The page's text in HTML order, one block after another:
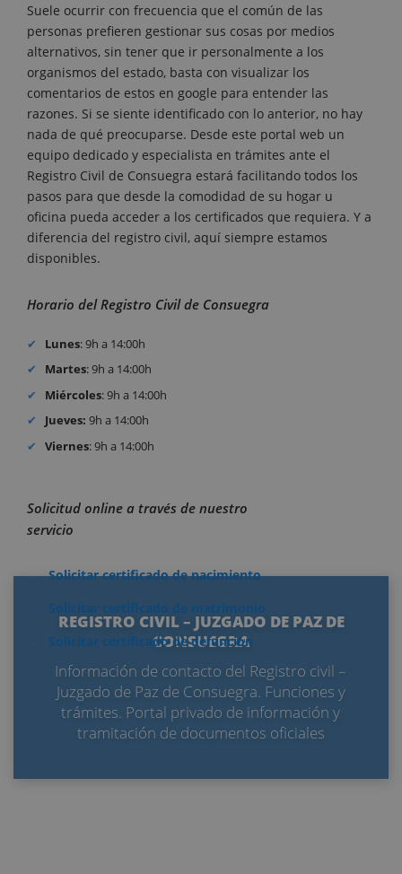
REGISTRO CIVIL – JUZGADO DE PAZ DE
CONSUEGRA
Información de contacto del Registro civil –
Juzgado de Paz de Consuegra. Funciones y
trámites. Portal privado de información y
tramitación de documentos oficiales
Suele ocurrir con frecuencia que el común de las
personas prefieren gestionar sus cosas por medios
alternativos, sin tener que ir personalmente a los
organismos del estado, basta con visualizar los
comentarios de estos en google para entender las
razones. Si se siente identificado con lo anterior, no hay
nada de qué preocuparse. Desde este portal web un
equipo dedicado y especialista en trámites ante el
Registro Civil de Consuegra estará facilitando todos los
pasos para que desde la comodidad de su hogar u
oficina pueda acceder a los certificados que requiera. Y a
diferencia del registro civil, aquí siempre estamos
disponibles.
Horario del Registro Civil de Consuegra
Lunes: 9h a 14:00h
Martes: 9h a 14:00h
Miércoles: 9h a 14:00h
Jueves: 9h a 14:00h
Viernes: 9h a 14:00h
Solicitud online a través de nuestro
servicio
Solicitar certificado de nacimiento
Solicitar certificado de matrimonio
Solicitar certificado de defunción